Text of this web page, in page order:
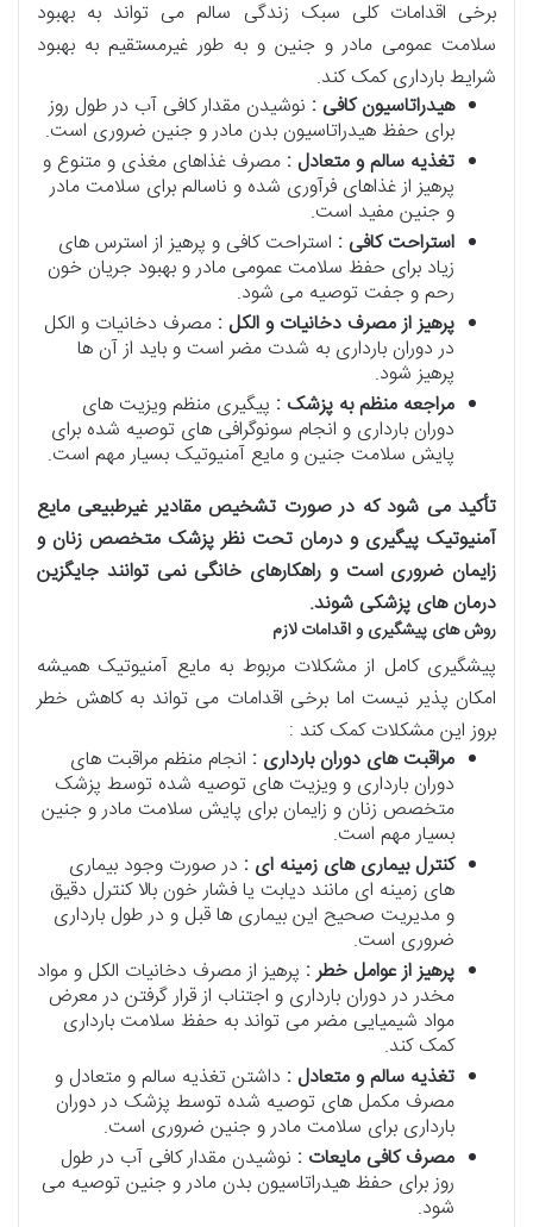
برخی اقدامات کلی سبک زندگی سالم می تواند به بهبود
سلامت عمومی مادر و جنین و به طور غیرمستقیم به بهبود
شرایط بارداری کمک کند.
هیدراتاسیون کافی : نوشیدن مقدار کافی آب در طول روز
برای حفظ هیدراتاسیون بدن مادر و جنین ضروری است.
تغذیه سالم و متعادل : مصرف غذاهای مغذی و متنوع و
پرهیز از غذاهای فرآوری شده و ناسالم برای سلامت مادر
و جنین مفید است.
استراحت کافی : استراحت کافی و پرهیز از استرس های
زیاد برای حفظ سلامت عمومی مادر و بهبود جریان خون
رحم و جفت توصیه می شود.
پرهیز از مصرف دخانیات و الکل : مصرف دخانیات و الکل
در دوران بارداری به شدت مضر است و باید از آن ها
پرهیز شود.
مراجعه منظم به پزشک : پیگیری منظم ویزیت های
دوران بارداری و انجام سونوگرافی های توصیه شده برای
پایش سلامت جنین و مایع آمنیوتیک بسیار مهم است.
تأکید می شود که در صورت تشخیص مقادیر غیرطبیعی مایع
آمنیوتیک پیگیری و درمان تحت نظر پزشک متخصص زنان و
زایمان ضروری است و راهکارهای خانگی نمی توانند جایگزین
درمان های پزشکی شوند.
روش های پیشگیری و اقدامات لازم
پیشگیری کامل از مشکلات مربوط به مایع آمنیوتیک همیشه
امکان پذیر نیست اما برخی اقدامات می تواند به کاهش خطر
بروز این مشکلات کمک کند :
مراقبت های دوران بارداری : انجام منظم مراقبت های
دوران بارداری و ویزیت های توصیه شده توسط پزشک
متخصص زنان و زایمان برای پایش سلامت مادر و جنین
بسیار مهم است.
کنترل بیماری های زمینه ای : در صورت وجود بیماری
های زمینه ای مانند دیابت یا فشار خون بالا کنترل دقیق
و مدیریت صحیح این بیماری ها قبل و در طول بارداری
ضروری است.
پرهیز از عوامل خطر : پرهیز از مصرف دخانیات الکل و مواد
مخدر در دوران بارداری و اجتناب از قرار گرفتن در معرض
مواد شیمیایی مضر می تواند به حفظ سلامت بارداری
کمک کند.
تغذیه سالم و متعادل : داشتن تغذیه سالم و متعادل و
مصرف مکمل های توصیه شده توسط پزشک در دوران
بارداری برای سلامت مادر و جنین ضروری است.
مصرف کافی مایعات : نوشیدن مقدار کافی آب در طول
روز برای حفظ هیدراتاسیون بدن مادر و جنین توصیه می
شود.